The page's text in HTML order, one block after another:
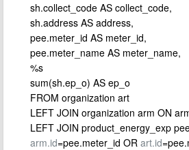
sh.collect_code AS collect_code,
sh.address AS address,
pee.meter_id AS meter_id,
pee.meter_name AS meter_name,
%s
sum(sh.ep_o) AS ep_o
FROM organization art
LEFT JOIN organization arm ON
LEFT JOIN product_energy_exp
arm.id=pee.meter_id OR art.id